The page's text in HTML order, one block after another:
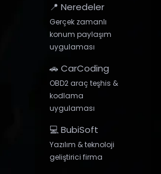
📍 Neredeler
Gerçek zamanlı
konum paylaşım
uygulaması
🚗 CarCoding
OBD2 araç teşhis &
kodlama
uygulaması
💻 BubiSoft
Yazılım & teknoloji
geliştirici firma